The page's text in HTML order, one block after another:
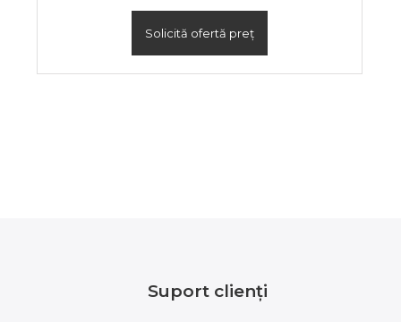
Solicită ofertă preț
Suport clienți